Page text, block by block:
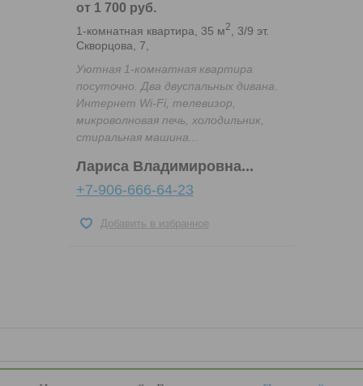
от 1 700 руб.
1-комнатная квартира, 35 м2
, 3/9 эт.
Скворцова, 7,
Уютная 1-комнатная квартира
посуточно. Два двуспальных дивана.
Интернет Wi-Fi, телевизор,
микроволновая печь, холодильник,
стиральная машина...
Лариса Владимировна...
+7-906-666-64-23
Добавить в избранное